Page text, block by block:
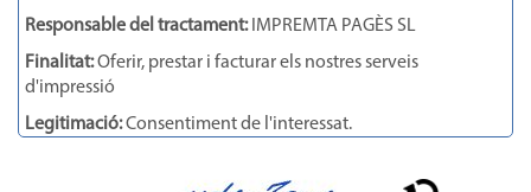
Responsable del tractament: IMPREMTA PAGÈS SL
Finalitat:Oferir, prestar i facturar els nostres serveis
d'impressió
Legitimació:Consentiment de l'interessat.
exigeixi una llei o sigui necessari per complir amb la finalitat